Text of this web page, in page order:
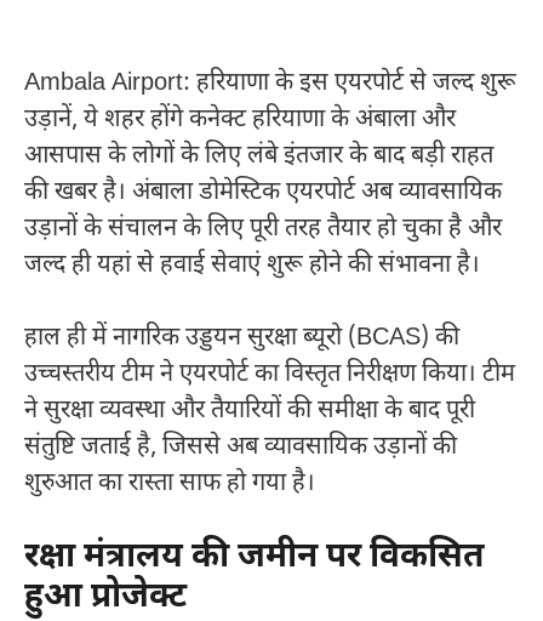
Ambala Airport: हरियाणा के इस एयरपोर्ट से जल्द शुरू
उड़ानें, ये शहर होंगे कनेक्ट हरियाणा के अंबाला और
आसपास के लोगों के लिए लंबे इंतजार के बाद बड़ी राहत
की खबर है। अंबाला डोमेस्टिक एयरपोर्ट अब व्यावसायिक
उड़ानों के संचालन के लिए पूरी तरह तैयार हो चुका है और
जल्द ही यहां से हवाई सेवाएं शुरू होने की संभावना है।
हाल ही में नागरिक उड्डयन सुरक्षा ब्यूरो (BCAS) की
उच्चस्तरीय टीम ने एयरपोर्ट का विस्तृत निरीक्षण किया। टीम
ने सुरक्षा व्यवस्था और तैयारियों की समीक्षा के बाद पूरी
संतुष्टि जताई है, जिससे अब व्यावसायिक उड़ानों की
शुरुआत का रास्ता साफ हो गया है।
रक्षा मंत्रालय की जमीन पर विकसित
हुआ प्रोजेक्ट